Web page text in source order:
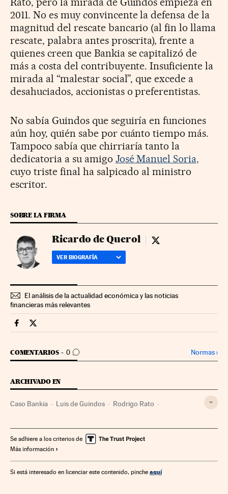
2011. No es muy convincente la defensa de la
magnitud del rescate bancario (al fin lo llama
rescate, palabra antes proscrita), frente a
quienes creen que Bankia se capitalizó de
más a costa del contribuyente. Insuficiente la
mirada al “malestar social”, que excede a
desahuciados, accionistas o preferentistas.
No sabía Guindos que seguiría en funciones
aún hoy, quién sabe por cuánto tiempo más.
Tampoco sabía que chirriaría tanto la
dedicatoria a su amigo José Manuel Soria,
cuyo triste final ha salpicado al ministro
escritor.
SOBRE LA FIRMA
Ricardo de Querol Ricardo de Querol
VER BIOGRAFÍA
El análisis de la actualidad económica y las noticias
financieras más relevantes
Mercados Financieros Cinco Días en Facebook
Mercados Financieros Cinco Días en Twitter
COMENTARIOS 0
IR A LOS COMENTARIOS Normas›
ARCHIVADO EN
Caso Bankia Luis de Guindos Rodrigo Rato
Delitos económicos Bankia Fiscalía Casos judiciales
Banco de España Bancos Banca Finanzas
Se adhiere a los criterios de
Más información
Si está interesado en licenciar este contenido, pinche aquí